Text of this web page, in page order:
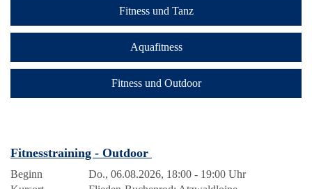
Fitness und Tanz
Aquafitness
Fitness und Outdoor
Fitnesstraining - Outdoor
Beginn
Do., 06.08.2026, 18:00 - 19:00 Uhr